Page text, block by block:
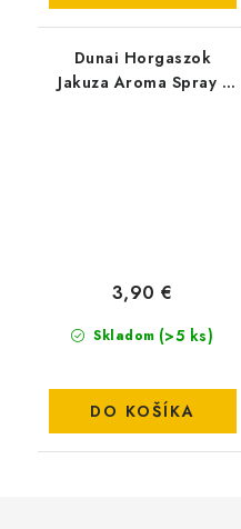
Dunai Horgaszok
Jakuza Aroma Spray -
Skladom (>5 ks)
3,90 €
DO KOŠÍKA